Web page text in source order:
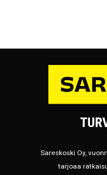
Sareskoski Oy,
tarjoaa